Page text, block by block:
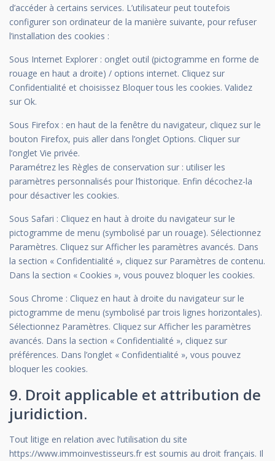
d’accéder à certains services. L’utilisateur peut toutefois
configurer son ordinateur de la manière suivante, pour refuser
l’installation des cookies :
Sous Internet Explorer : onglet outil (pictogramme en forme de
rouage en haut a droite) / options internet. Cliquez sur
Confidentialité et choisissez Bloquer tous les cookies. Validez
sur Ok.
Sous Firefox : en haut de la fenêtre du navigateur, cliquez sur le
bouton Firefox, puis aller dans l’onglet Options. Cliquer sur
l’onglet Vie privée.
Paramétrez les Règles de conservation sur : utiliser les
paramètres personnalisés pour l’historique. Enfin décochez-la
pour désactiver les cookies.
Sous Safari : Cliquez en haut à droite du navigateur sur le
pictogramme de menu (symbolisé par un rouage). Sélectionnez
Paramètres. Cliquez sur Afficher les paramètres avancés. Dans
la section « Confidentialité », cliquez sur Paramètres de contenu.
Dans la section « Cookies », vous pouvez bloquer les cookies.
Sous Chrome : Cliquez en haut à droite du navigateur sur le
pictogramme de menu (symbolisé par trois lignes horizontales).
Sélectionnez Paramètres. Cliquez sur Afficher les paramètres
avancés. Dans la section « Confidentialité », cliquez sur
préférences. Dans l’onglet « Confidentialité », vous pouvez
bloquer les cookies.
9. Droit applicable et attribution de
juridiction.
Tout litige en relation avec l’utilisation du site
https://www.immoinvestisseurs.fr est soumis au droit français. Il